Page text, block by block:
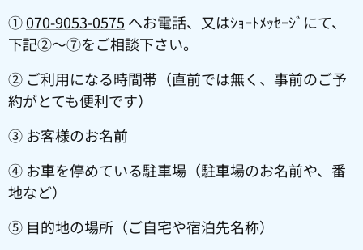
①070-9053-0575 へお電話、又はｼｮｰﾄﾒｯｾｰｼﾞにて、
下記②～⑦をご相談下さい。
② ご利用になる時間帯（直前では無く、事前のご予
約がとても便利です）
③ お客様のお名前
④ お車を停めている駐車場（駐車場のお名前や、番
地など）
⑤ 目的地の場所（ご自宅や宿泊先名称）